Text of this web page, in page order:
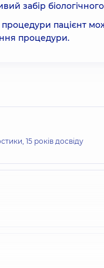
забір біологічного
пацієнт
процедури.
15 років досвіду